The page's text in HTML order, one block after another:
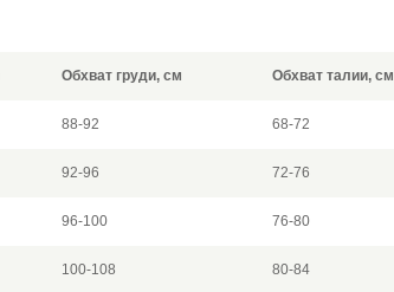
Обхват груди, см Обхват талии, см
88-92 68-72
92-96 72-76
96-100 76-80
100-108 80-84